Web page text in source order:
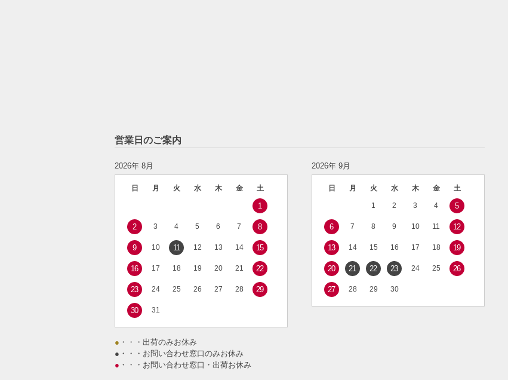
営業日のご案内
2026年 8月
日 月 火 水 木 金 土
1
2 3 4 5 6 7 8
9 10 11 12 13 14 15
16 17 18 19 20 21 22
23 24 25 26 27 28 29
30 31
2026年 9月
日 月 火 水 木 金 土
1 2 3 4 5
6 7 8 9 10 11 12
13 14 15 16 17 18 19
20 21 22 23 24 25 26
27 28 29 30
● ・・・出荷のみお休み
● ・・・お問い合わせ窓口のみお休み
● ・・・お問い合わせ窓口・出荷お休み